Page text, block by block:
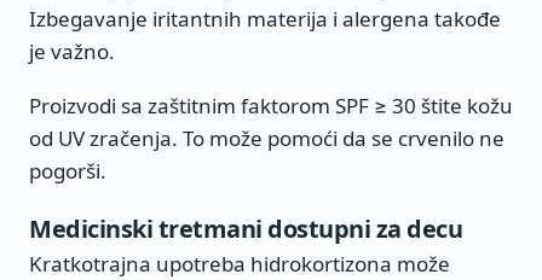
Izbegavanje iritantnih materija i alergena takođe
je važno.
Proizvodi sa zaštitnim faktorom SPF ≥ 30 štite kožu
od UV zračenja. To može pomoći da se crvenilo ne
pogorši.
Medicinski tretmani dostupni za decu
Kratkotrajna upotreba hidrokortizona može